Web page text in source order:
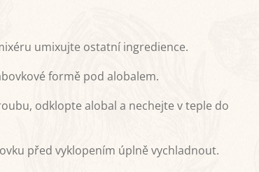
umixujte ostatní ingredience.
formě pod alobalem.
odklopte alobal a nechejte v teple do
před vyklopením úplně vychladnout.